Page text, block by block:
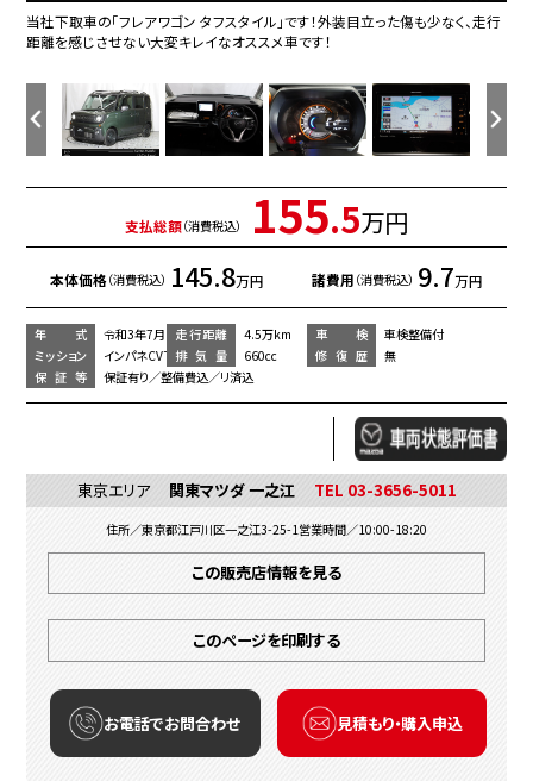
当社下取車の「フレアワゴン タフスタイル」です！外装目立った傷も少なく、走行
距離を感じさせない大変キレイなオススメ車です！
デュアル＋サイド＋カーテンエアバッグが万が一の衝突時に乗員の衝撃を和ら
げてくれます。またＡＢＳで滑りやすい路面でも安定したブレーキ性能を発揮して
シンプルながらも落ち着いたメーターパネルは大人な雰囲気を演出します。
ナビやフルセグＴＶ、Bluetooth、CD/DVDプレイヤーなどのエンターテーメント
機能を凝縮しております。
狭い場所での駐車やすれ違いなどでより的確な運転操作に役立つ全方位カメラ
が装備されています。
ＤＳＣ（横滑り防止機構）やＬＤＷＳ（車線逸脱警報システム）で安全運転をサポ
ート！
運転席、助手席ともに電動スライドドアを採用しております。狭い場所での乗り
降りに大変役立つ快適な装備です。
運転席の状態もグッド！年式・走行距離をほとんど感じさせない、大変きれいな
室内です！
運転席にはドライバーの体型や好みに応じて前後方向だけでなく、高さの調整
ができるシートリフターを装備！
助手席の状態も言う事なし！室内気になる臭いもありません！！
リアシートも使用感なくピッカピカです！足元ゆったり伸ばして座れますよ！
トランクの開口部は大きく荷物を入れやすい形状です。目立つシミや汚れもなく、
安心してご利用いただけます。
リアシートも簡単格納ができ、大きな荷物もらくらく収納できます！
FM/AMラジオ、CD/DVDプレイヤーに加えて、TVチューナーなども付属しておりま
す！
地図データーの更新ご希望のお客様は販売店スタッフにご相談ください。
Bluetoothに接続することで、スマートフォンに入っている音楽アプリを車内で楽
しめたり、通話が出来ます♪
温度の設定のみで快適な風量やモードなどを自動調整してくれるフルオートエ
アコンを装備！
シートヒーターが装備されていますので、寒い冬の日でも快適なドライブをお楽
しみいただけます！
変速ショックが少なく滑らかで低燃費にも貢献してくれるMTモード付ＣＶＴ！
レーダークルーズコントロールは先行車との車間を維持しながら追従走行を行
い、長距離でのドライバー負担を軽減させてくれます。
ＥＴＣも装着済み!さまざまな特典が受けれるＥＴＣは今やカーライフのマストア
イテム！
運転に役立つ車速などの情報が、前方の視線の先で見えるヘッドアップディス
プレイを装備しております。
夕暮れ時や連続したトンネルなど、ヘッドライト点・消灯の煩わしさから開放して
くれるオートライトが装備されています。
助手席の下には大変便利な収納ボックスがございます！
後席にはとても便利なテーブル＆ドリンクホルダー付きです。
下廻りに目立つサビや腐食も無く安心してお使いいただけます
天井には目立つ汚れやシミも無くきれいな状態です
リアバンパーには障害物への接近をアラーム音で知らせてくれるパーキングセ
ンサーが装着されています。
取り扱い説明書・整備手帳・スペアキーが揃ってますので安心です。
トラブルの少ない丈夫で長持ちのエンジンだからメンテナンスも安心！マツダデ
ィーラーなら銘柄問わず全国のマツダ販売店で保証修理対応可能です！
ＬＥＤヘッドライト装備！明るい白色光で夜間走行時の高い視認性を確保し、ＬＥ
Ｄならではの省電力化で低燃費にも貢献しています。
純正14インチアルミホイールがボディデザインをより一層引き立たせます。
各タイヤの溝も4ミリ残っております。
運転席足元も汚れが少なく、大変きれいな状態に仕上がっております。サイドブ
レーキはペダル式です。
【デュアルセンサーブレーキサポート】フロントガラスに設置したデュアルセンサ
ーが前方の車や人を検知。レーザーレーダーと単眼カメラを組み合わせて、万
窓が大きいので視界が広く、小回りが利くので運転しやすいですよ！
アドバンストキーを携帯しているだけで、ドア、トランクの施錠／開錠が行えま
す。雨の日や荷物で手が塞がっている時に、特に助かる快適な装備です。
エンジンの始動は、鍵を差し込んで回すなどの操作をせずにエンジンをかけら
れるプッシュスタート式を採用しています。
お好みの設定に応じて平均燃費や航続可能距離も表示可能です！
"中古車はタイミングが重要！コレだと思ったらすぐにお問い合わせ下さい！メー
ルでも♪お電話でも♪
支払総額（消費税込） 155.5万円
本体価格（消費税込） 145.8万円 諸費用 （消費税込） 9.7万円
保証等 保証有り／整備費込／リ済込
年 式 令和3年7月 走行距離 4.5万km 車 検
車検整備付
ミッション
インパネCVT 排気量 660cc 修復歴 無
東京エリア 関東マツダ 一之江 TEL 03-3656-5011
住所／東京都江戸川区一之江3-25-1営業時間／10:00-18:20
この販売店情報を見る
このページを印刷する
お電話でお問合わせ 見積もり・購入申込